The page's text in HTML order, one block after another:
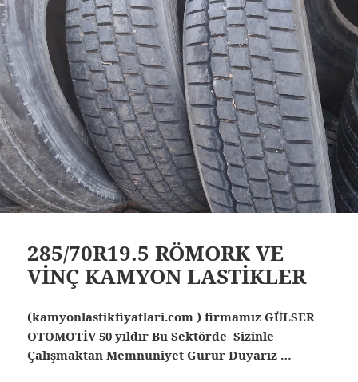
285/70R19.5 RÖMORK VE
VİNÇ KAMYON LASTİKLER
(kamyonlastikfiyatlari.com ) firmamız GÜLSER
OTOMOTİV 50 yıldır Bu Sektörde Sizinle
Çalışmaktan Memnuniyet Gurur Duyarız …